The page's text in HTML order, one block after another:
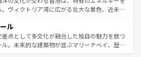
迎えてくれるので、きっと忘れられない旅にな
い。
リゾート気分を楽しむことができる。タイ料理
は一年中温暖で、どの季節にも異なる楽しみ
る。親しみやすいタイの人々、仏教を中心とし
して多様な観光資源が、訪れる旅人を魅了し続
。ヴィクトリア湾に広がる壮大な景色、近未来
れても感動するはず。観光スポットが密集し
率よく見どころを回れるのも魅力。息をのむよ
ら文化的な体験まで、香港を存分に楽しみ尽く
ル
差点として多文化が融合した独自の魅力を放つ
ル。未来的な建築物が並ぶマリーナベイ、歴史